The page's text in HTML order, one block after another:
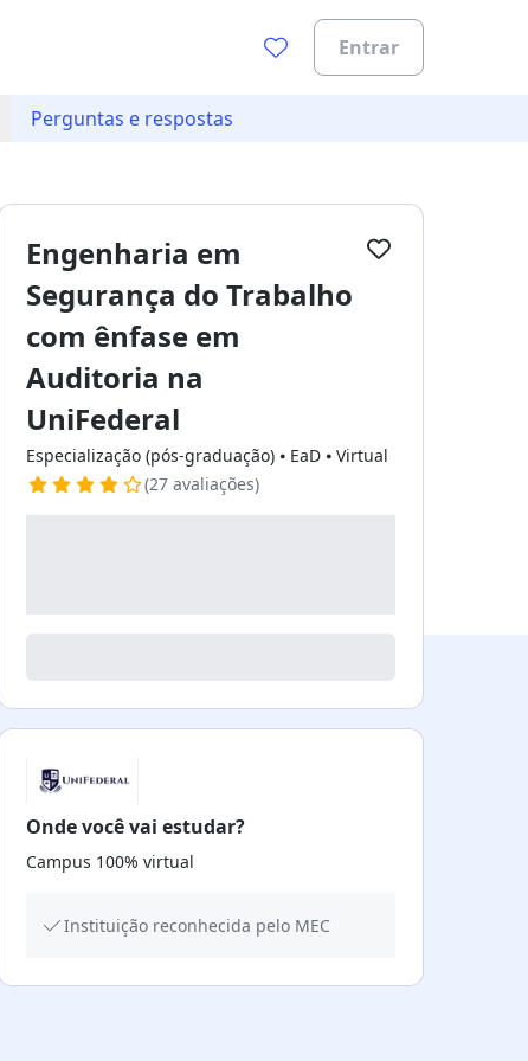
Entrar
Perguntas e respostas
Engenharia em
Segurança do Trabalho
com ênfase em
Auditoria na
UniFederal
Especialização (pós-graduação) ⦁ EaD ⦁ Virtual
(27 avaliações)
Onde você vai estudar?
Campus 100% virtual
Instituição reconhecida pelo MEC